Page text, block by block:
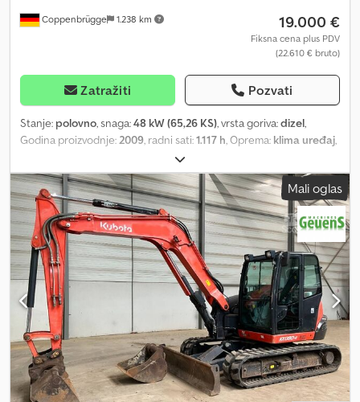
Coppenbrügge 1.238 km 19.000 €
Fiksna cena plus PDV
(22.610 € bruto)
Zatražiti Pozvati
Stanje: polovno, snaga:48 kW (65,26 KS), vrsta goriva:dizel,
Godina proizvodnje:2009, radni sati:1.117 h, Oprema: klima uređaj,
= Dodatne opcije i pribor = - Grabača za iskop - Gumene
gusenice - Hidraulika za čekić/makaze - Podesiva hidraulična ruka
Cedpjzp Dnhefx Acioha = Napomene = GOVORIM RUSKI – Jurij,
mobilni: Mini bager. ROPS kabina sa klimom, radio. Monoblok ruka
sa mogućnošću bočnog okretanja, ruka grablje 2.100 mm,
dodatna hidraulika za čekić i makaze. Hidraulični brzi sistem za
zamenu Lehnhoff HS08, hidraulična grabača za iskop sa
mogućnošću okretanja 1.500 mm. Potporni i ravnaljki štit 2.200
mm, gumene gusenice 450 mm. Električna pumpa za točenje
goriva. Radna svetla. U skladu sa CE i EPA standardima. 4-
cilindrični Kubota dizel motor, 47,8 kW - 65 KS. Radna težina oko
8.195 kg. Prema izjavi prethodnog vlasnika, približno 8.000 radnih
sati. = Dodatne informacije = Sopstvena težina: 8.195 kg Marka
motora: Kubota CE oznaka: da Za dodatne informacije obratite se
Jan-Marcu Schwickertu.
Mali oglas